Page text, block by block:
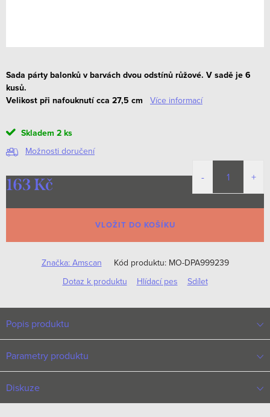
Sada párty balonků v barvách dvou odstínů růžové. V sadě je 6
kusů.
Velikost při nafouknutí cca 27,5 cm
Více informací
Skladem 2 ks
Možnosti doručení
163 Kč
cena:
VLOŽIT DO KOŠÍKU
Značka: Amscan Kód produktu: MO-DPA999239
Dotaz k produktu
Hlídací pes Sdílet
Popis produktu
Parametry produktu
Diskuze